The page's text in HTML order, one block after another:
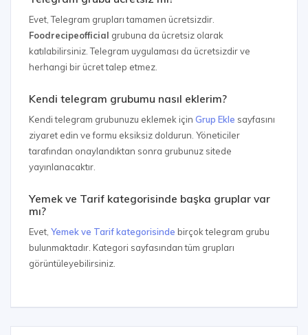
Evet, Telegram grupları tamamen ücretsizdir.
Foodrecipeofficial grubuna da ücretsiz olarak
katılabilirsiniz. Telegram uygulaması da ücretsizdir ve
herhangi bir ücret talep etmez.
Kendi telegram grubumu nasıl eklerim?
Kendi telegram grubunuzu eklemek için Grup Ekle sayfasını
ziyaret edin ve formu eksiksiz doldurun. Yöneticiler
tarafından onaylandıktan sonra grubunuz sitede
yayınlanacaktır.
Yemek ve Tarif kategorisinde başka gruplar var
mı?
Evet, Yemek ve Tarif kategorisinde birçok telegram grubu
bulunmaktadır. Kategori sayfasından tüm grupları
görüntüleyebilirsiniz.